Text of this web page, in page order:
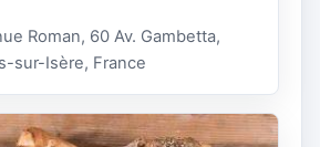
Roman, 60 Av. Gambetta,
sur-Isère, France